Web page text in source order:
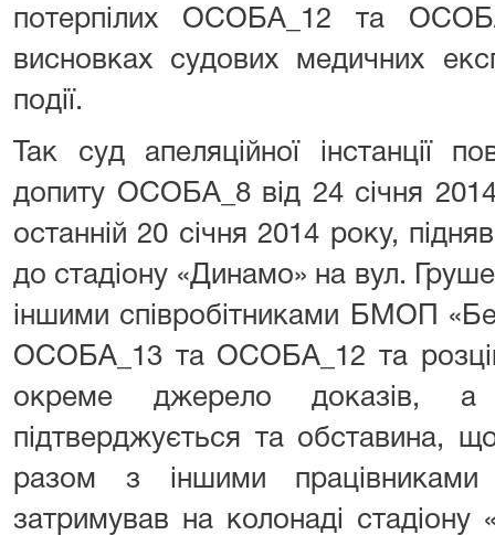
потерпілих ОСОБА_12 та
висновках судових медичних
події.
Так суд апеляційної інстанції
допиту ОСОБА_8 від 24 січня
останній 20 січня 2014 року,
до стадіону «Динамо» на вул.
іншими співробітниками БМОП
ОСОБА_13 та ОСОБА_12 та
окреме джерело доказів,
підтверджується та обставина,
разом з іншими працівниками
затримував на колонаді